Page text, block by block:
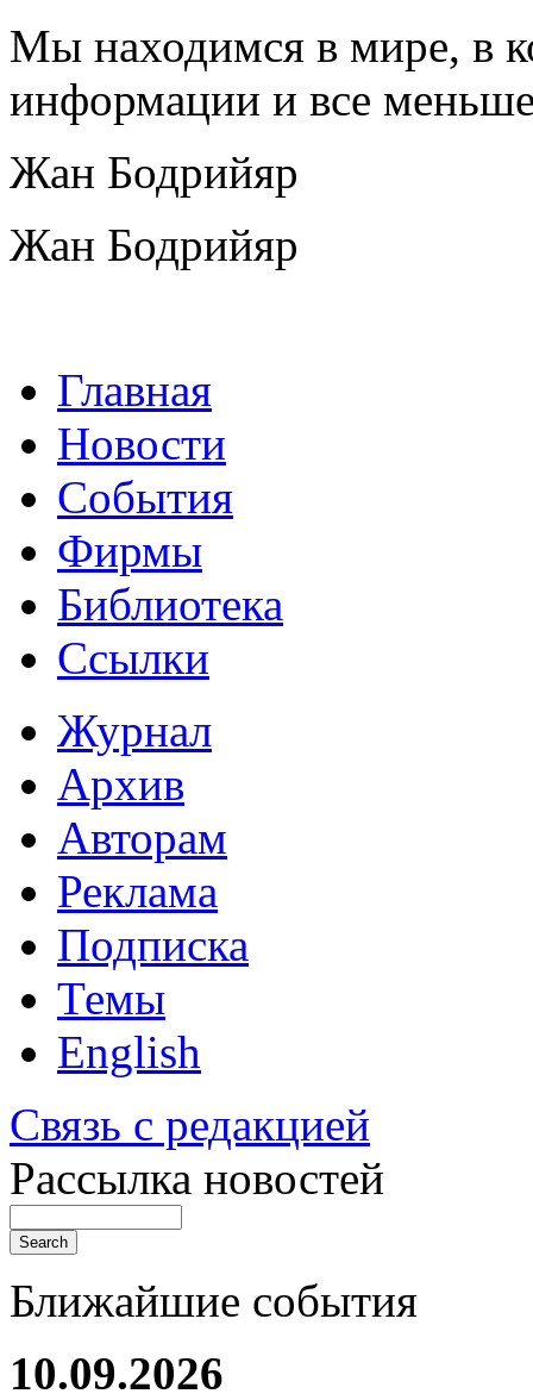
Мы находимся в мире, в
информации и все
Жан Бодрийяр
Жан Бодрийяр
Главная
Новости
События
Фирмы
Библиотека
Ссылки
Журнал
Архив
Авторам
Реклама
Подписка
Темы
English
Связь с редакцией
Рассылка новостей
Ближайшие события
10.09.2026